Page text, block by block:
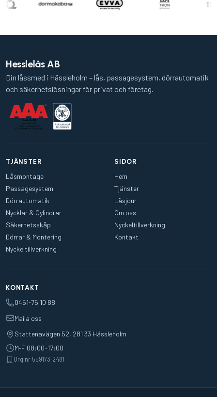
Hesslelås AB
Din låssmed i Hässleholm – lås, passagesystem, dörrautomatik
och säkerhetslösningar för privat och företag.
TJÄNSTER
Låsmontage
Passagesystem
Dörrautomatik
Nycklar & Cylindrar
Säkerhetsskåp
Dörrar & Montering
Nyckeltillverkning
SIDOR
Hem
Tjänster
Låsjour
Om oss
Nyckeltillverkning
Kontakt
KONTAKT
0451‑75 10 88
Maila oss
Stattenavägen 52, 281 33 Hässleholm
M‑F 08:00–17:00
Org.nr 559173‑2481